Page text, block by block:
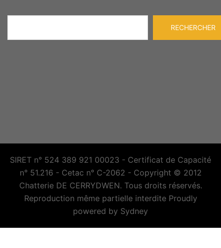
RECHERCHER
SIRET n° 524 389 921 00023 - Certificat de Capacité
n° 51.216 - Cetac n° C-2062 - Copyright © 2012
Chatterie DE CERRYDWEN. Tous droits réservés.
Reproduction même partielle interdite Proudly
powered by Sydney